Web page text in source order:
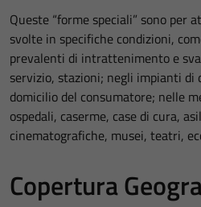
Queste “forme speciali” sono per
svolte in specifiche condizioni,
prevalenti di intrattenimento e
servizio, stazioni; negli impianti
domicilio del consumatore; nelle
ospedali, caserme, case di cura,
cinematografiche, musei, teatri,
Copertura